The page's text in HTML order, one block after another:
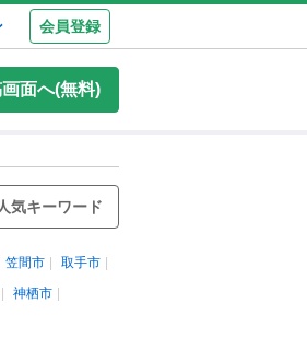
会員登録
面へ(無料)
人気キーワード
笠間市
取手市
神栖市